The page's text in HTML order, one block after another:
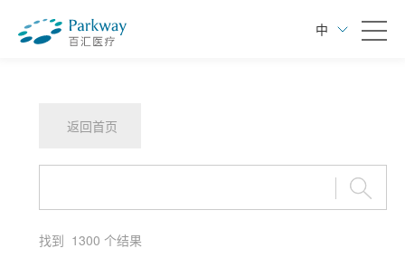
中
返回首页
找到 1300 个结果